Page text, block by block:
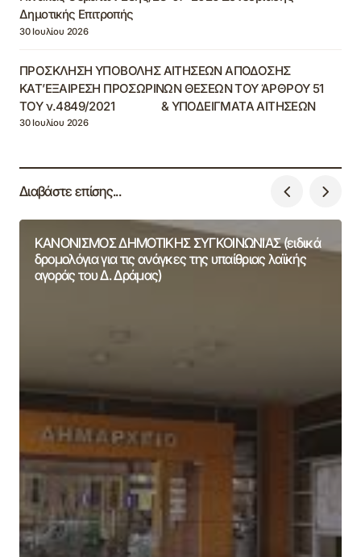
Δημοτικής Επιτροπής
30 Ιουλίου 2026
ΠΡΟΣΚΛΗΣΗ ΥΠΟΒΟΛΗΣ ΑΙΤΗΣΕΩΝ ΑΠΟΔΟΣΗΣ
ΚΑΤ’ΕΞΑΙΡΕΣΗ ΠΡΟΣΩΡΙΝΩΝ ΘΕΣΕΩΝ ΤΟΥ ΆΡΘΡΟΥ 51
ΤΟΥ ν.4849/2021 & ΥΠΟΔΕΙΓΜΑΤΑ ΑΙΤΗΣΕΩΝ
30 Ιουλίου 2026
Διαβάστε επίσης...
ΚΑΝΟΝΙΣΜΟΣ ΔΗΜΟΤΙΚΗΣ ΣΥΓΚΟΙΝΩΝΙΑΣ (ειδικά
δρομολόγια για τις ανάγκες της υπαίθριας λαϊκής
αγοράς του Δ. Δράμας)